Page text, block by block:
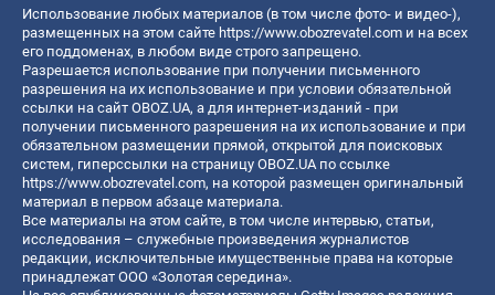
Использование любых материалов (в том числе фото- и видео-),
размещенных на этом сайте https://www.obozrevatel.com и на всех
его поддоменах, в любом виде строго запрещено.
Разрешается использование при получении письменного
разрешения на их использование и при условии обязательной
ссылки на сайт OBOZ.UA, а для интернет-изданий - при
получении письменного разрешения на их использование и при
обязательном размещении прямой, открытой для поисковых
систем, гиперссылки на страницу OBOZ.UA по ссылке
https://www.obozrevatel.com, на которой размещен оригинальный
материал в первом абзаце материала.
Все материалы на этом сайте, в том числе интервью, статьи,
исследования – служебные произведения журналистов
редакции, исключительные имущественные права на которые
принадлежат ООО «Золотая середина».